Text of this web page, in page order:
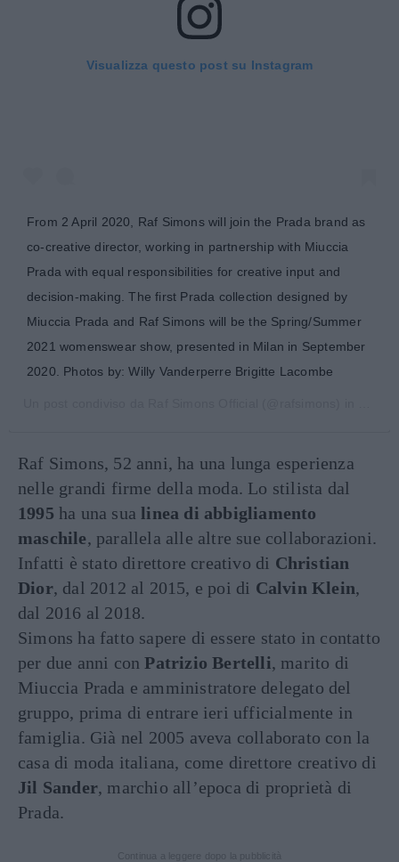
Visualizza questo post su Instagram
From 2 April 2020, Raf Simons will join the Prada brand as
co-creative director, working in partnership with Miuccia
Prada with equal responsibilities for creative input and
decision-making. The first Prada collection designed by
Miuccia Prada and Raf Simons will be the Spring/Summer
2021 womenswear show, presented in Milan in September
2020. Photos by: Willy Vanderperre Brigitte Lacombe
Raf Simons, 52 anni, ha una lunga esperienza
nelle grandi firme della moda. Lo stilista dal
1995 ha una sua linea di abbigliamento
maschile, parallela alle altre sue collaborazioni.
Infatti è stato direttore creativo di Christian
Dior, dal 2012 al 2015, e poi di Calvin Klein,
dal 2016 al 2018.
Simons ha fatto sapere di essere stato in contatto
per due anni conPatrizio Bertelli, marito di
Miuccia Prada e amministratore delegato del
gruppo, prima di entrare ieri ufficialmente in
famiglia. Già nel 2005 aveva collaborato con la
casa di moda italiana, come direttore creativo di
Jil Sander, marchio all’epoca di proprietà di
Prada.